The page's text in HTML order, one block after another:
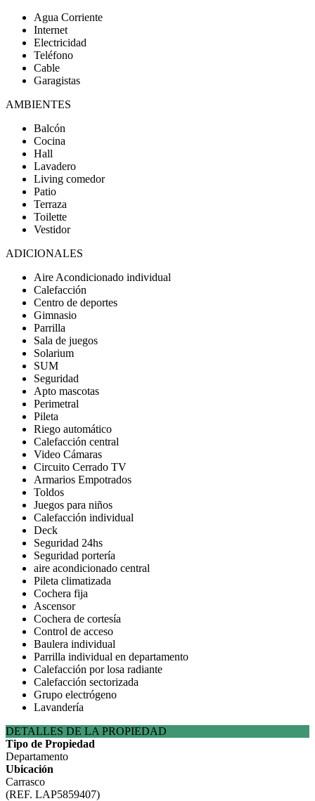
Agua Corriente
Internet
Electricidad
Teléfono
Cable
Garagistas
AMBIENTES
Balcón
Cocina
Hall
Lavadero
Living comedor
Patio
Terraza
Toilette
Vestidor
ADICIONALES
Aire Acondicionado individual
Calefacción
Centro de deportes
Gimnasio
Parrilla
Sala de juegos
Solarium
SUM
Seguridad
Apto mascotas
Perimetral
Pileta
Riego automático
Calefacción central
Video Cámaras
Circuito Cerrado TV
Armarios Empotrados
Toldos
Juegos para niños
Calefacción individual
Deck
Seguridad 24hs
Seguridad portería
aire acondicionado central
Pileta climatizada
Cochera fija
Ascensor
Cochera de cortesía
Control de acceso
Baulera individual
Parrilla individual en departamento
Calefacción por losa radiante
Calefacción sectorizada
Grupo electrógeno
Lavandería
DETALLES DE LA PROPIEDAD
Tipo de Propiedad
Departamento
Ubicación
Carrasco
(REF. LAP5859407)